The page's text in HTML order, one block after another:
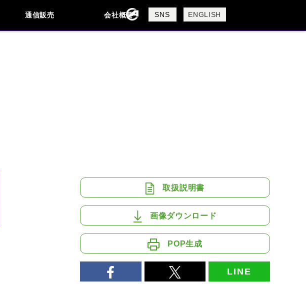
通信販売 会社概要
会社概要
採用情報
SNS ENGLISH
取扱説明書
画像ダウンロード
POP生成
LINE